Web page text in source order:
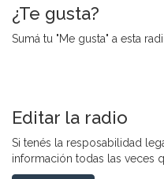
¿Te gusta?
Sumá tu "Me gusta" a esta
Editar la radio
Si tenés la resposabilidad
información todas las veces